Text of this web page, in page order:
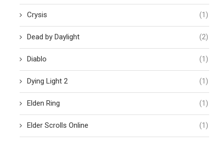
Crysis (1)
Dead by Daylight (2)
Diablo (1)
Dying Light 2 (1)
Elden Ring (1)
Elder Scrolls Online (1)